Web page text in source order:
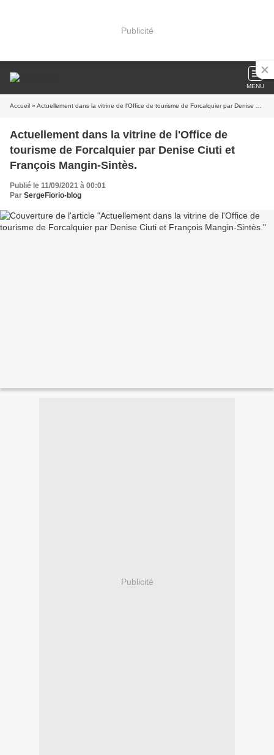
Publicité
MENU
Accueil » Actuellement dans la vitrine de l'Office de tourisme de Forcalquier par Denise Ciuti et François Mangin-Sintès.
Actuellement dans la vitrine de l'Office de
tourisme de Forcalquier par Denise Ciuti et
François Mangin-Sintès.
Publié le 11/09/2021 à 00:01
Par SergeFiorio-blog
Publicité